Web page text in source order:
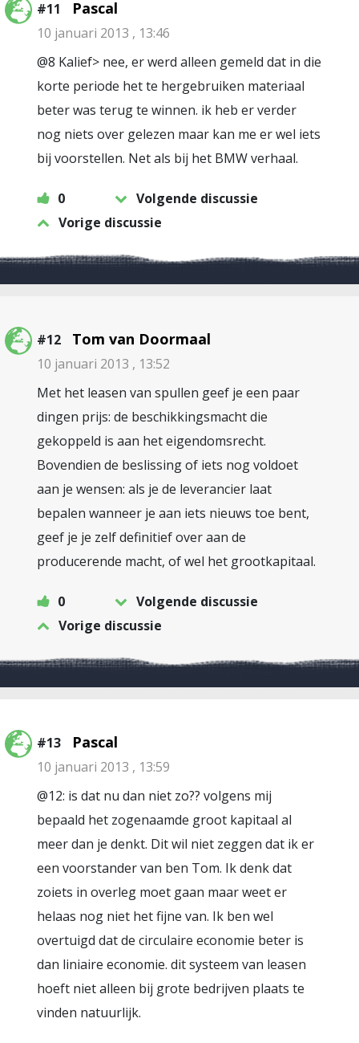
#11 Pascal
10 januari 2013 , 13:46
@8 Kalief> nee, er werd alleen gemeld dat in die
korte periode het te hergebruiken materiaal
beter was terug te winnen. ik heb er verder
nog niets over gelezen maar kan me er wel iets
bij voorstellen. Net als bij het BMW verhaal.
0
Volgende discussie
Vorige discussie
#12 Tom van Doormaal
10 januari 2013 , 13:52
Met het leasen van spullen geef je een paar
dingen prijs: de beschikkingsmacht die
gekoppeld is aan het eigendomsrecht.
Bovendien de beslissing of iets nog voldoet
aan je wensen: als je de leverancier laat
bepalen wanneer je aan iets nieuws toe bent,
geef je je zelf definitief over aan de
producerende macht, of wel het grootkapitaal.
0
Volgende discussie
Vorige discussie
#13 Pascal
10 januari 2013 , 13:59
@12: is dat nu dan niet zo?? volgens mij
bepaald het zogenaamde groot kapitaal al
meer dan je denkt. Dit wil niet zeggen dat ik er
een voorstander van ben Tom. Ik denk dat
zoiets in overleg moet gaan maar weet er
helaas nog niet het fijne van. Ik ben wel
overtuigd dat de circulaire economie beter is
dan liniaire economie. dit systeem van leasen
hoeft niet alleen bij grote bedrijven plaats te
vinden natuurlijk.